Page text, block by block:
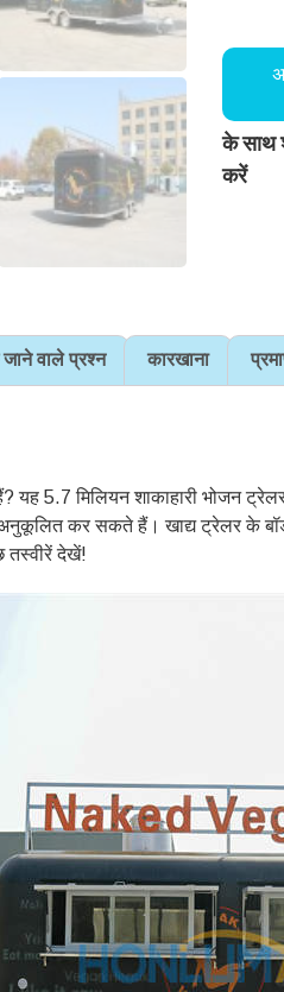
के साथ
करें
वाले प्रश्न कारखाना
यह 5.7 मिलियन शाकाहारी भोजन
कर सकते हैं। खाद्य ट्रेलर के
तस्वीरें देखें!